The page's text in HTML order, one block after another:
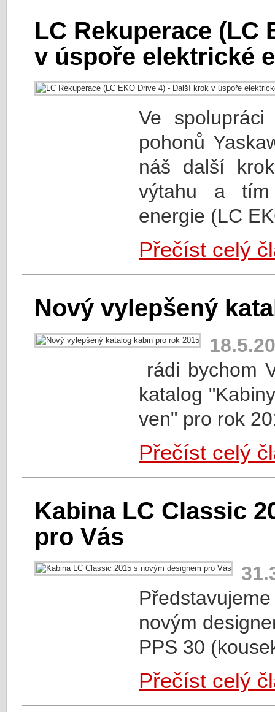
LC Rekuperace (LC
v úspoře elektrické
Ve
pohonů
náš další
výtahu a tím
energie (LC
Přečíst celý
Nový vylepšený
rádi bychom
katalog
ven" pro rok
Přečíst celý
Kabina LC Classic
pro Vás
novým
PPS 30
Přečíst celý